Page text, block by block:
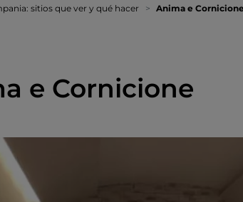
sitios que ver y qué hacer Anima e Cornicione
e Cornicione